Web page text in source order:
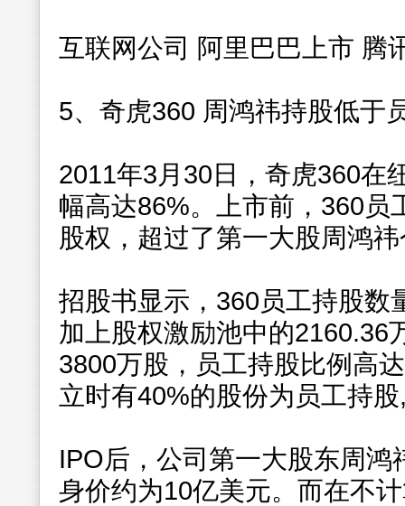
互联网公司 阿里巴巴上市 腾
5、奇虎360 周鸿祎持股低于
2011年3月30日，奇虎360在
幅高达86%。上市前，360员
股权，超过了第一大股周鸿
招股书显示，360员工持股数
加上股权激励池中的2160.36
3800万股，员工持股比例高
立时有40%的股份为员工持
IPO后，公司第一大股东周鸿
身价约为10亿美元。而在不